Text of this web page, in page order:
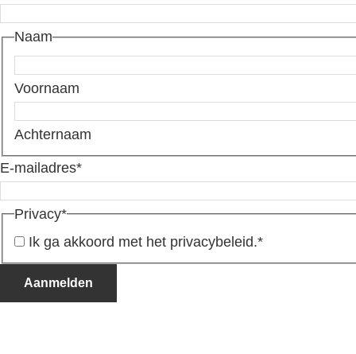
Naam
Voornaam
Achternaam
E-mailadres*
Privacy*
Ik ga akkoord met het privacybeleid.*
Aanmelden